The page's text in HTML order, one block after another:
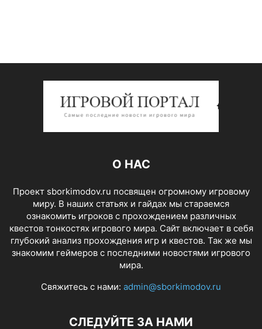
О НАС
Проект sborkimodov.ru посвящен огромному игровому
миру. В наших статьях и гайдах мы стараемся
ознакомить игроков с прохождением различных
квестов тонкостях игрового мира. Сайт включает в себя
глубокий анализ прохождения игр и квестов. Так же мы
знакомим геймеров с последними новостями игрового
мира.
Свяжитесь с нами: admin@sborkimodov.ru
СЛЕДУЙТЕ ЗА НАМИ